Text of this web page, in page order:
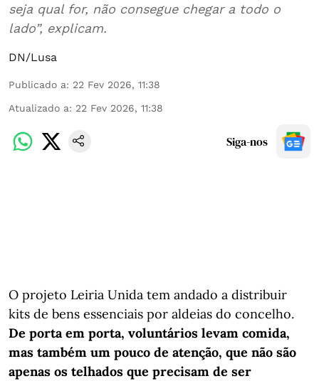
seja qual for, não consegue chegar a todo o
lado”, explicam.
DN/Lusa
Publicado a: 22 Fev 2026, 11:38
Atualizado a: 22 Fev 2026, 11:38
Siga-nos
O projeto Leiria Unida tem andado a distribuir
kits de bens essenciais por aldeias do concelho.
De porta em porta, voluntários levam comida,
mas também um pouco de atenção, que não são
apenas os telhados que precisam de ser